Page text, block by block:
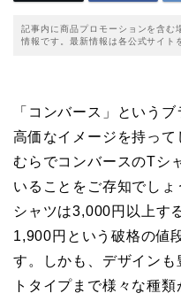
記事内に商品プロモーションを含
情報です。最新情報は各公式サイト
「コンバース」という
高価なイメージを持って
むらでコンバースのTシ
いることをご存知でし
シャツは3,000円以上す
1,900円という破格の値
す。しかも、デザイン
トタイプまで様々な種類